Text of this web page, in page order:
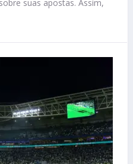
suas apostas. Assim,